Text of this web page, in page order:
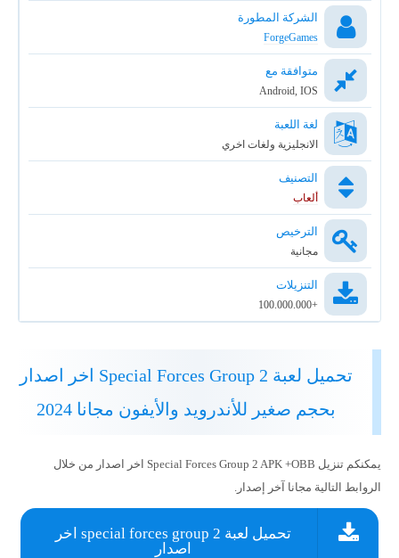
الشركة المطورة
ForgeGames
متوافقة مع
Android, IOS
لغة اللعبة
الانجليزية ولغات اخري
التصنيف
ألعاب
الترخيص
مجانية
التنزيلات
+100.000.000
تحميل لعبة Special Forces Group 2 اخر اصدار
بحجم صغير للأندرويد والأيفون مجانا 2024
يمكنكم تنزيل Special Forces Group 2 APK +OBB اخر اصدار من خلال
الروابط التالية مجانا آخر إصدار.
تحميل لعبة special forces group 2 اخر
اصدار